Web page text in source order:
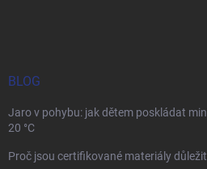
BLOG
Jaro v pohybu: jak dětem poskládat
20 °C
Proč jsou certifikované materiály